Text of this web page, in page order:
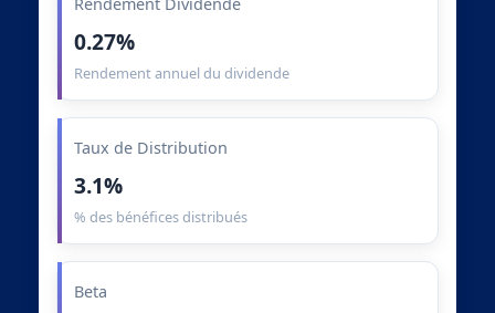
0.27%
Rendement annuel du dividende
Taux de Distribution
3.1%
% des bénéfices distribués
Beta